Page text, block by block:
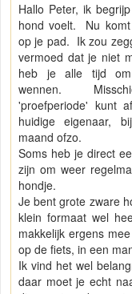
Hallo Peter, ik
hond voelt. Nu
op je pad. Ik zou
vermoed dat je niet
heb je alle tijd
wennen.
'proefperiode' kunt
huidige eigenaar,
maand ofzo.
Soms heb je direct
zijn om weer
hondje.
Je bent grote zware
klein formaat wel
makkelijk ergens
op de fiets, in een
Ik vind het wel
daar moet je echt